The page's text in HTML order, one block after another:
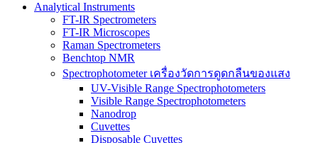
Analytical Instruments
FT-IR Spectrometers
FT-IR Microscopes
Raman Spectrometers
Benchtop NMR
Spectrophotometer เครื่องวัดการดูดกลืนของแสง
UV-Visible Range Spectrophotometers
Visible Range Spectrophotometers
Nanodrop
Cuvettes
Disposable Cuvettes